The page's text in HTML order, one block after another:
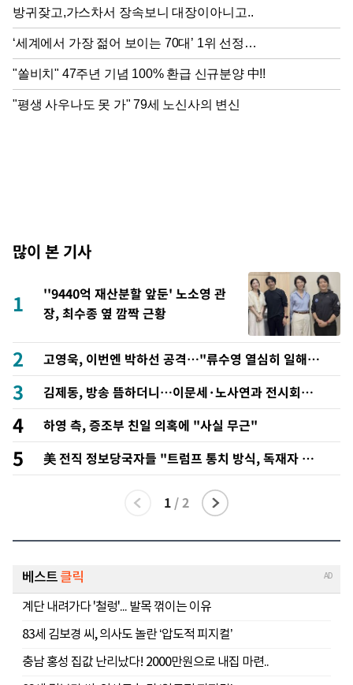
많이 본 기사
1
''9440억 재산분할 앞둔' 노소영 관
장, 최수종 옆 깜짝 근황
2
고영욱, 이번엔 박하선 공격…"류수영 열심히 일해야
겠네"
3
김제동, 방송 뜸하더니…이문세·노사연과 전시회서
포착
4 하영 측, 증조부 친일 의혹에 "사실 무근"
5
美 전직 정보당국자들 "트럼프 통치 방식, 독재자 수
순"
1 /2